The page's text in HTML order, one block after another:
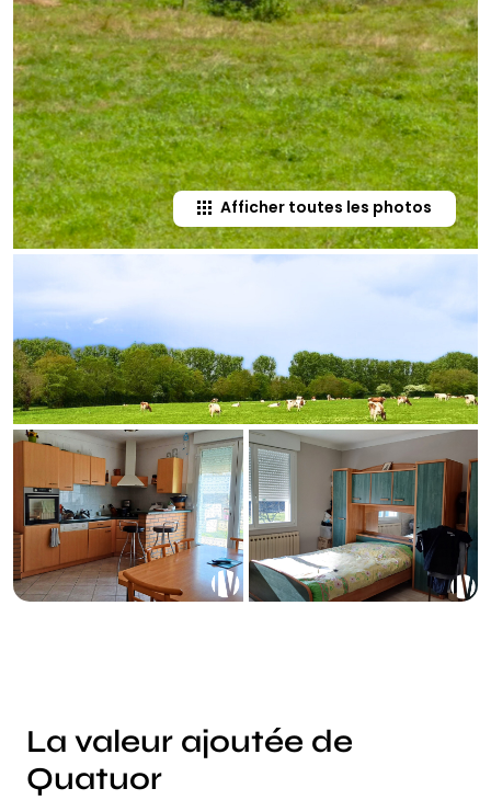
Afficher toutes les photos
La valeur ajoutée de
Quatuor